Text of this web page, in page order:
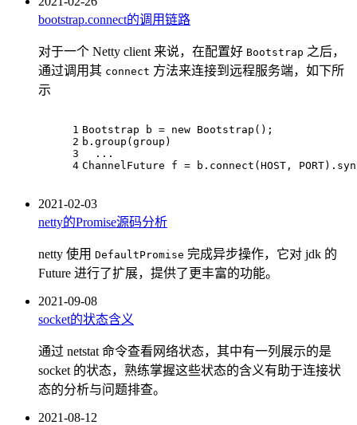
bootstrap.connect的调用链路
对于一个 Netty client 来说，在配置好 Bootstrap 之后，
通过调用其 connect 方法来连接到远程服务端，如下所
示
1
2
3
4
Bootstrap b = new Bootstrap();
b.group(group)
  ...
ChannelFuture f = b.connect(HOST,
2021-02-03
netty的Promise源码分析
netty 使用 DefaultPromise 完成异步操作，它对 jdk 的
Future 进行了扩展，提供了更丰富的功能。
2021-09-08
socket的状态含义
通过 netstat 命令查看网络状态，其中有一列展示的是
socket 的状态，熟练掌握这些状态的含义有助于连接状
态的分析与问题排查。
2021-08-12